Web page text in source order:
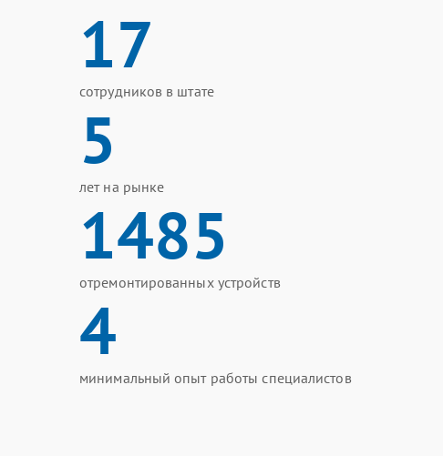
17
сотрудников в штате
5
лет на рынке
1485
отремонтированных устройств
4
минимальный опыт работы специалистов